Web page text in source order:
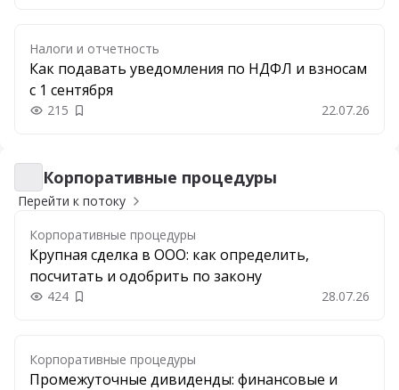
Налоги и отчетность
Как подавать уведомления по НДФЛ и взносам
с 1 сентября
215 Добавить в закладки 22.07.26
Корпоративные процедуры
Корпоративные процедуры
Перейти к потоку
Корпоративные процедуры
Крупная сделка в ООО: как определить,
посчитать и одобрить по закону
424 Добавить в закладки 28.07.26
Корпоративные процедуры
Промежуточные дивиденды: финансовые и